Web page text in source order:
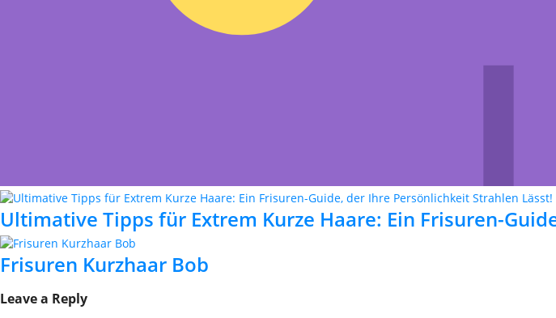
Ultimative Tipps für Extrem Kurze Haare: Ein Frisuren-
Frisuren Kurzhaar Bob
Leave a Reply